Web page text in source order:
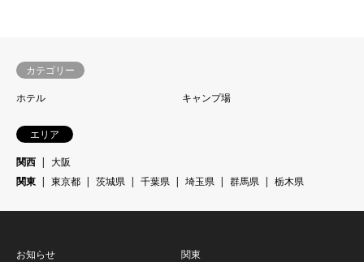
カテゴリー
ホテル
キャンプ場
エリア
関西
大阪
関東
東京都 茨城県 千葉県 埼玉県 群馬県 栃木県
お知らせ 関東